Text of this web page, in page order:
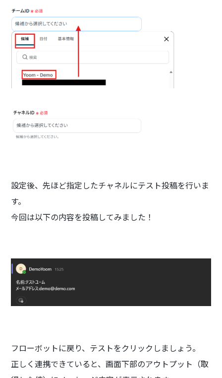
設定後、先ほど指定したチャネルにテスト投稿を行いま
す。
今回は以下の内容を投稿してみました！
フローボットに戻り、テストをクリックしましょう。
正しく連携できていると、画面下部のアウトプット（取